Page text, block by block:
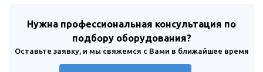
Нужна профессиональная консультация по
подбору оборудования?
Оставьте заявку, и мы свяжемся с Вами в ближайшее время